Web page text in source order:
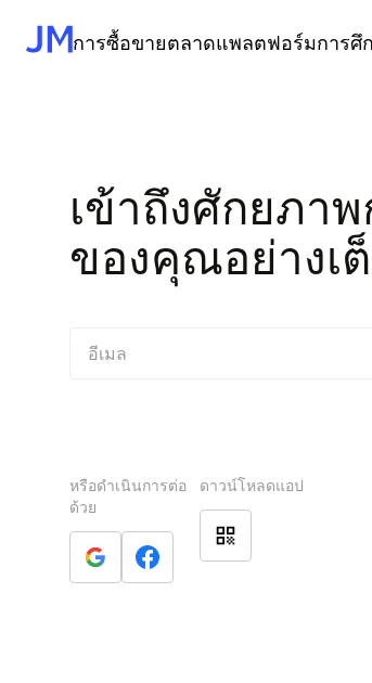
การซื้อขาย
บัญชีของมืออาชีพ
บัญชี Copytrading
การฝ
ความ
ตลาด
สินค้าโภคภัณฑ์
หุ้น
ดัชนี
คริปโต
แพลตฟอร์ม
MetaTrader 4
แอป
แอป
การศึ
การคาดการณ์รายวัน
ปฏิทินทางเศรษฐกิจ
สกุลเงินโลก
บทคว
อภิธ
วิดีโอเ
กฎระเบียบ
เอกสารทางกฎหมาย
อาชีพ
ข่าวสารบริษัท
เข้าถึงศักยภา
ของคุณอย่างเ
หรือดำเนินการต่อ
ด้วย
ดาวน์โหลดแอป